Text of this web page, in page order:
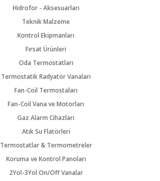
Hidrofor - Aksesuarları
Teknik Malzeme
Kontrol Ekipmanları
Fırsat Ürünleri
Oda Termostatları
Termostatik Radyatör Vanaları
Fan-Coil Termostaları
Fan-Coil Vana ve Motorları
Gaz Alarm Cihazları
Atık Su Flatörleri
Termostatlar & Termometreler
Koruma ve Kontrol Panoları
2Yol-3Yol On/Off Vanalar